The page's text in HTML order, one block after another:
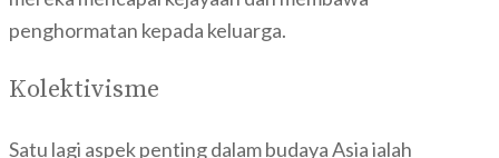
penghormatan kepada keluarga.
Kolektivisme
Satu lagi aspek penting dalam budaya Asia ialah